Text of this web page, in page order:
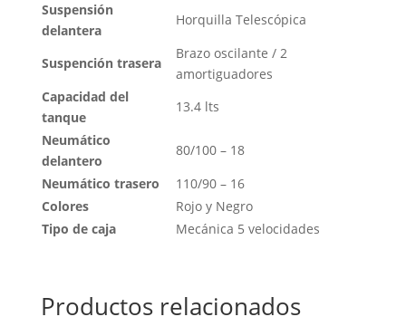
Suspensión
delantera
Horquilla Telescópica
Suspención trasera
Brazo oscilante / 2
amortiguadores
Capacidad del
tanque
13.4 lts
Neumático
delantero
80/100 – 18
Neumático trasero
110/90 – 16
Colores
Rojo y Negro
Tipo de caja
Mecánica 5 velocidades
Productos relacionados